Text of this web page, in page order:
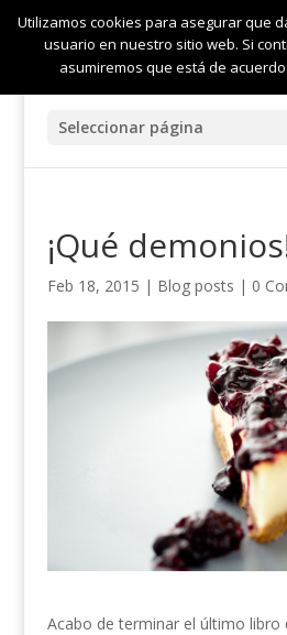
Seleccionar página
¡Qué
Feb 18, 2015 | Blog posts | 0
Acabo de terminar el último libro
Utilizamos cookies para asegurar que
usuario en nuestro sitio web. Si
asumiremos que está de acuerdo.